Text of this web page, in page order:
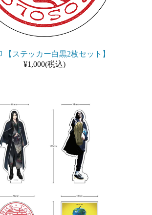
【ステッカー白黒2枚セット】
¥1,000(税込)